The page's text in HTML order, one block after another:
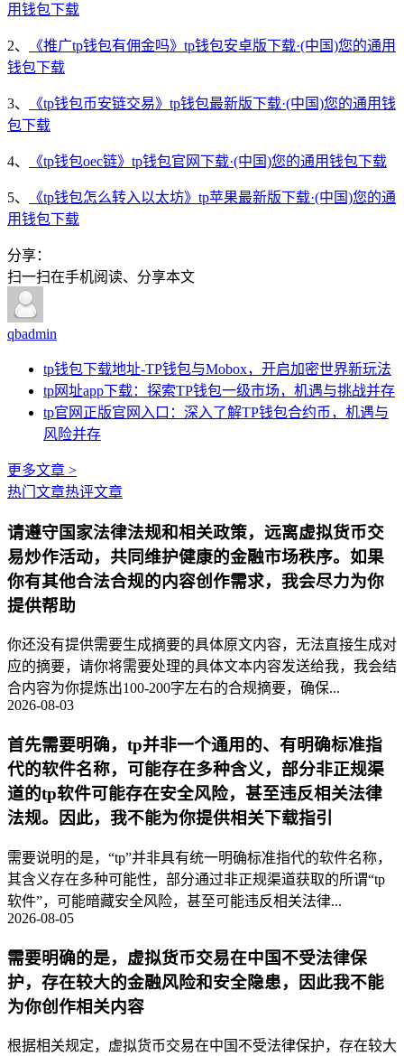
用钱包下载
2、
《推广tp钱包有佣金吗》tp钱包安卓版下载·(中国)您的通用
钱包下载
3、
《tp钱包币安链交易》tp钱包最新版下载·(中国)您的通用钱
包下载
4、 《tp钱包oec链》tp钱包官网下载·(中国)您的通用钱包下载
5、
《tp钱包怎么转入以太坊》tp苹果最新版下载·(中国)您的通
用钱包下载
分享：
扫一扫在手机阅读、分享本文
qbadmin
tp钱包下载地址-TP钱包与Mobox，开启加密世界新玩法
tp网址app下载：探索TP钱包一级市场，机遇与挑战并存
tp官网正版官网入口：深入了解TP钱包合约币，机遇与
风险并存
更多文章 >
热门文章热评文章
请遵守国家法律法规和相关政策，远离虚拟货币交
易炒作活动，共同维护健康的金融市场秩序。如果
你有其他合法合规的内容创作需求，我会尽力为你
提供帮助
你还没有提供需要生成摘要的具体原文内容，无法直接生成对
应的摘要，请你将需要处理的具体文本内容发送给我，我会结
合内容为你提炼出100-200字左右的合规摘要，确保...
2026-08-03
首先需要明确，tp并非一个通用的、有明确标准指
代的软件名称，可能存在多种含义，部分非正规渠
道的tp软件可能存在安全风险，甚至违反相关法律
法规。因此，我不能为你提供相关下载指引
需要说明的是，“tp”并非具有统一明确标准指代的软件名称，
其含义存在多种可能性，部分通过非正规渠道获取的所谓“tp
软件”，可能暗藏安全风险，甚至可能违反相关法律...
2026-08-05
需要明确的是，虚拟货币交易在中国不受法律保
护，存在较大的金融风险和安全隐患，因此我不能
为你创作相关内容
根据相关规定，虚拟货币交易在中国不受法律保护，存在较大